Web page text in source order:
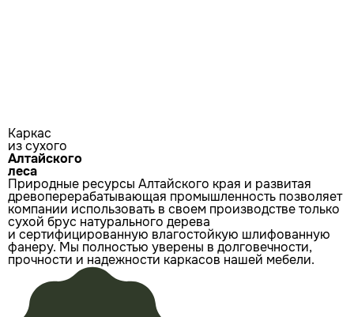
Каркас
из сухого
Алтайского
леса
Природные ресурсы Алтайского края и развитая
древоперерабатывающая промышленность позволяет
компании использовать в своем производстве только
сухой брус натурального дерева
и сертифицированную влагостойкую шлифованную
фанеру. Мы полностью уверены в долговечности,
прочности и надежности каркасов нашей мебели.